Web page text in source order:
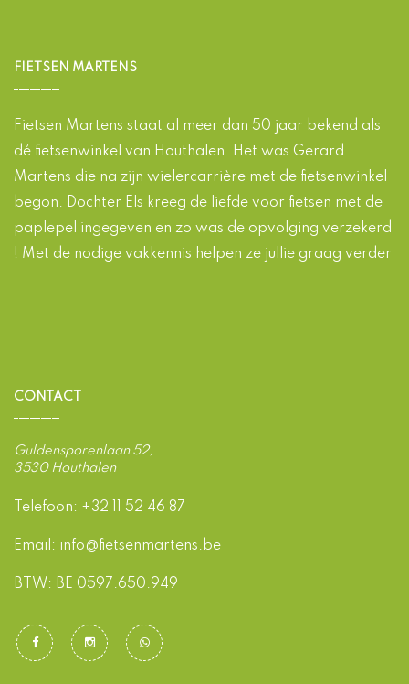
FIETSEN MARTENS
Fietsen Martens staat al meer dan 50 jaar bekend als
dé fietsenwinkel van Houthalen. Het was Gerard
Martens die na zijn wielercarrière met de fietsenwinkel
begon. Dochter Els kreeg de liefde voor fietsen met de
paplepel ingegeven en zo was de opvolging verzekerd
! Met de nodige vakkennis helpen ze jullie graag verder
.
CONTACT
Guldensporenlaan 52,
3530 Houthalen
Telefoon: +32 11 52 46 87
Email: info@fietsenmartens.be
BTW: BE 0597.650.949